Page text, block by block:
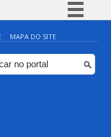
Simplifique!
Comunica BR
Participe
MAPA DO SITE